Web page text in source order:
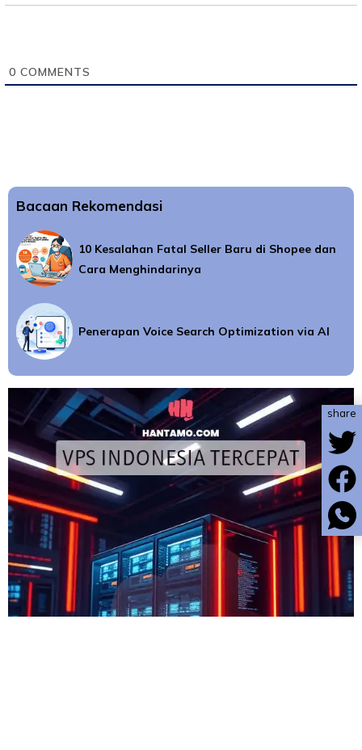
0 COMMENTS
Bacaan Rekomendasi
10 Kesalahan Fatal Seller Baru di Shopee dan
Cara Menghindarinya
Penerapan Voice Search Optimization via AI
share